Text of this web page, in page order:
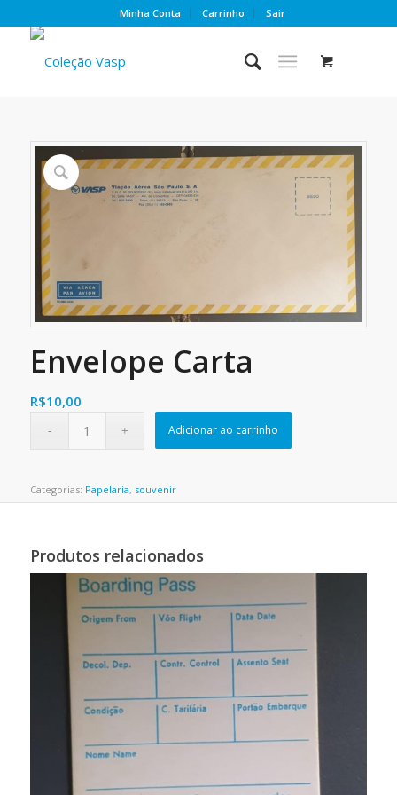
Minha Conta Carrinho Sair
Envelope Carta
R$10,00
Adicionar ao carrinho
Categorias: Papelaria, souvenir
Produtos relacionados